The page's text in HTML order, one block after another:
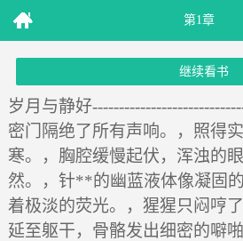
第1章
继续看书
岁月与静好
密门隔绝了所有声响。，照得
寒。，胸腔缓慢起伏，浑浊的
然。，针**的幽蓝液体像凝固
着极淡的荧光。，猩猩只闷哼
延至躯干，骨骼发出细密的噼